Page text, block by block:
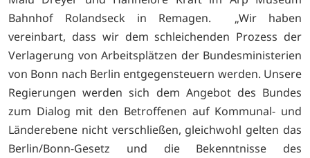
Bahnhof Rolandseck in Remagen. „Wir haben
vereinbart, dass wir dem schleichenden Prozess der
Verlagerung von Arbeitsplätzen der Bundesministerien
von Bonn nach Berlin entgegensteuern werden. Unsere
Regierungen werden sich dem Angebot des Bundes
zum Dialog mit den Betroffenen auf Kommunal- und
Länderebene nicht verschließen, gleichwohl gelten das
Berlin/Bonn-Gesetz und die Bekenntnisse des